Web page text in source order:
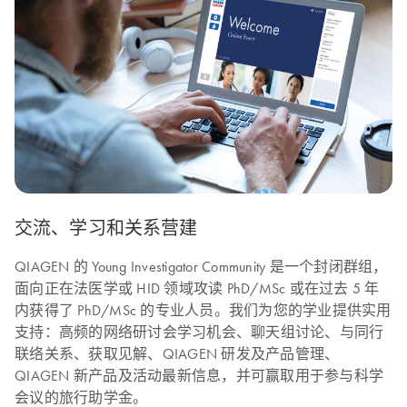
交流、学习和关系营建
QIAGEN 的 Young Investigator Community 是一个封闭群组，
面向正在法医学或 HID 领域攻读 PhD/MSc 或在过去 5 年
内获得了 PhD/MSc 的专业人员。我们为您的学业提供实用
支持：高频的网络研讨会学习机会、聊天组讨论、与同行
联络关系、获取见解、QIAGEN 研发及产品管理、
QIAGEN 新产品及活动最新信息，并可赢取用于参与科学
会议的旅行助学金。